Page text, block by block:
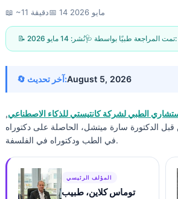
📖 ~11 دقيقة📅 14 مايو 2026
📝 نُشر: 14 مايو 2026 🩺 تمت المراجعة طبيًا بواسطة:
🔄 آخر تحديث:August 5, 2026
الطبي لشركة كانتيستي للذكاء الاصطناعي,
الدكتورة سارة ميتشل، الحاصلة على دكتوراه
في الطب ودكتوراه في الفلسفة.
المؤلف الرئيسي
توماس كلاين، طبيب